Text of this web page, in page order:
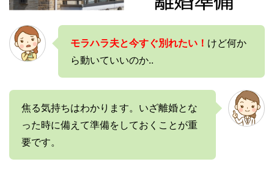
モラハラ夫と今すぐ別れたい！ けど何か
ら動いていいのか..
焦る気持ちはわかります。いざ離婚とな
った時に備えて準備をしておくことが重
要です。